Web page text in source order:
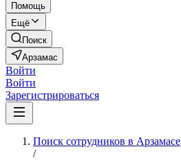
Помощь
Ещё
Поиск
Арзамас
Войти
Войти
Зарегистрироваться
Поиск сотрудников в Арзамасе
/